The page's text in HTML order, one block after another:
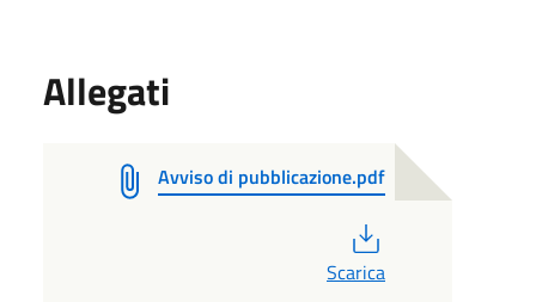
Allegati
Avviso di pubblicazione.pdf
Scarica